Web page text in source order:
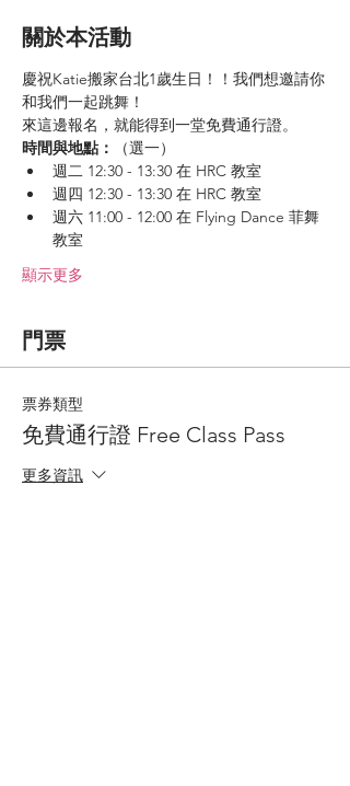
關於本活動
慶祝Katie搬家台北1歲生日！！我們想邀請你
和我們一起跳舞！
來這邊報名，就能得到一堂免費通行證。
時間與地點：
（選一）
週二 12:30 - 13:30 在 HRC 教室
週四 12:30 - 13:30 在 HRC 教室
週六 11:00 - 12:00 在 Flying Dance 菲舞
教室
顯示更多
門票
票券類型
免費通行證 Free Class Pass
更多資訊